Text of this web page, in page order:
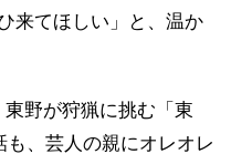
来てほしい」と、温か
東野が狩猟に挑む「東
、芸人の親にオレオレ